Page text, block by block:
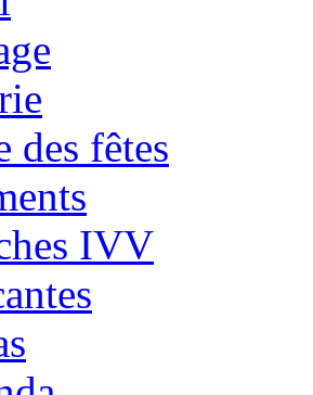
des fêtes
IVV